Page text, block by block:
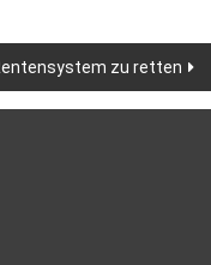
zu retten